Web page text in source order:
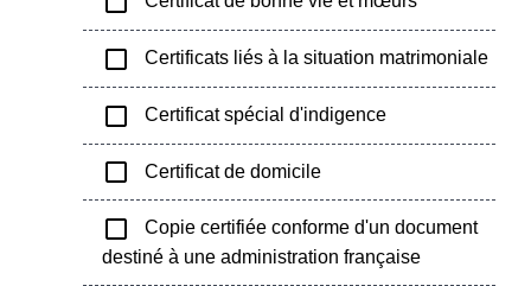
check_box_outline_blank Certificats liés à la situation matrimoniale
check_box_outline_blank Certificat spécial d'indigence
check_box_outline_blank Certificat de domicile
check_box_outline_blank
Copie certifiée conforme d'un document
destiné à une administration française